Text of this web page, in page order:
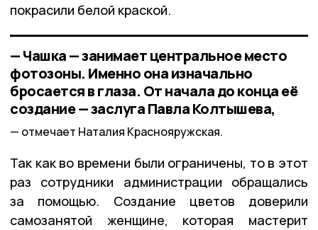
покрасили белой краской.
— Чашка — занимает центральное место
фотозоны. Именно она изначально
бросается в глаза. От начала до конца её
создание — заслуга Павла Колтышева,
отмечает Наталия Краснояружская.
Так как во времени были ограничены, то в этот
раз сотрудники администрации обращались
за помощью. Создание цветов доверили
самозанятой женщине, которая мастерит